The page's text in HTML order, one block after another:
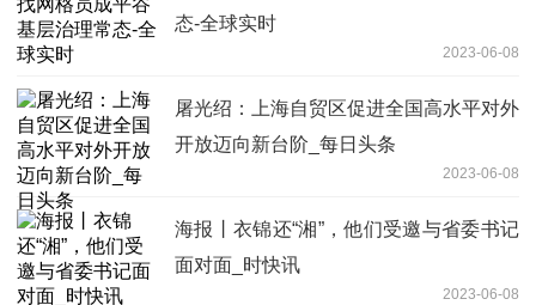
态-全球实时
2023-06-08
屠光绍：上海自贸区促进全国高水平对外
开放迈向新台阶_每日头条
2023-06-08
海报丨衣锦还“湘”，他们受邀与省委书记
面对面_时快讯
2023-06-08